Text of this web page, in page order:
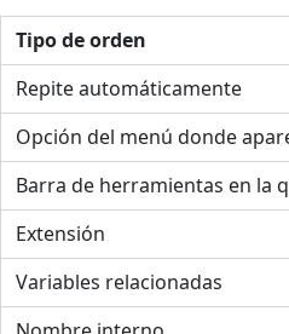
Tipo de orden
Repite automáticamente
Opción del menú donde
Barra de herramientas en la
Extensión
Variables relacionadas